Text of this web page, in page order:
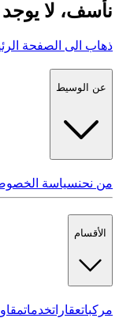
نأسف، لا
ذهاب الى الصفحة
عن الوسيط
من نحنسياسة
الأقسام
مركباتعقاراتخدمات